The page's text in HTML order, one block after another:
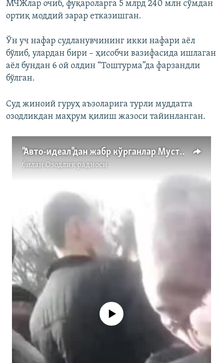
МЧЖлар очиб, фуқароларга 5 млрд 240 млн сўмдан
ортиқ моддий зарар етказишган.
Ўн уч нафар судланувчининг икки нафари аёл
бўлиб, улардан бири – ҳисобчи вазифасида ишлаган
аёл бундан 6 ой олдин “Тоштурма”да фарзандли
бўлган.
Суд жиноий гуруҳ аъзоларига турли муддатга
озодликдан маҳрум қилиш жазоси тайинланган.
"Авто-идеал"дан жабр кўрганлар Мустақиллик майдонига йиғилди
билан Озодлик радиоси
Айни дамда медиа-манба мавжуд
эмас